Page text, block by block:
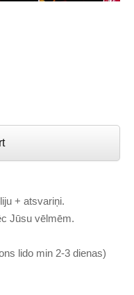
+ atsvariņi.
Jūsu vēlmēm.
lido min 2-3 dienas)